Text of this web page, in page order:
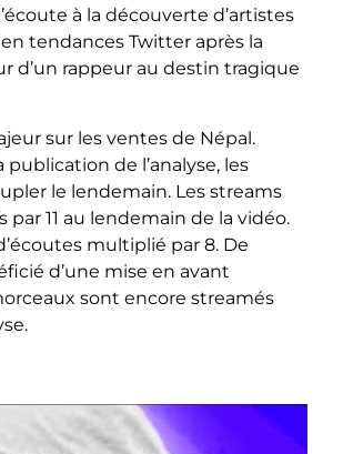
à la découverte d’artistes
tendances Twitter après la
d’un rappeur au destin tragique
sur les ventes de Népal.
publication de l’analyse, les
le lendemain. Les streams
11 au lendemain de la vidéo.
multiplié par 8. De
d’une mise en avant
sont encore streamés